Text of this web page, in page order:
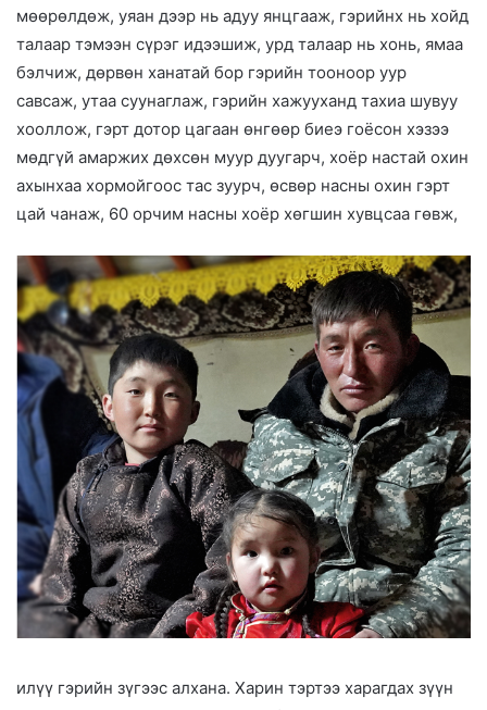
мөөрөлдөж, уяан дээр нь адуу янцгааж, гэрийнх нь хойд
талаар тэмээн сүрэг идээшиж, урд талаар нь хонь, ямаа
бэлчиж, дөрвөн ханатай бор гэрийн тооноор уур
савсаж, утаа суунаглаж, гэрийн хажууханд тахиа шувуу
хооллож, гэрт дотор цагаан өнгөөр биеэ гоёсон хэзээ
мөдгүй амаржих дөхсөн муур дуугарч, хоёр настай охин
ахынхаа хормойгоос тас зуурч, өсвөр насны охин гэрт
цай чанаж, 60 орчим насны хоёр хөгшин хувцсаа гөвж,
илүү гэрийн зүгээс алхана. Харин тэртээ харагдах зүүн